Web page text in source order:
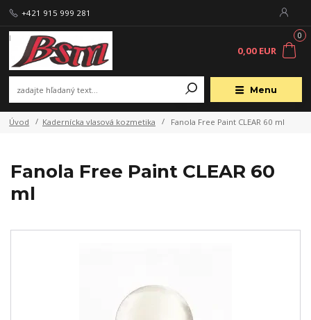
Menu
+421 915 999 281
0
0,00 EUR
Úvod Kadernícka vlasová kozmetika Fanola Free Paint CLEAR 60 ml
Fanola Free Paint CLEAR 60
ml